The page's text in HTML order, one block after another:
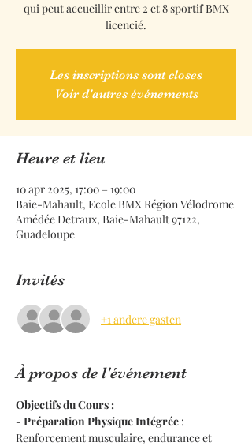
qui peut accueillir entre 2 et 8 sportif BMX
licencié.
Les inscriptions sont closes
Voir d'autres événements
Heure et lieu
10 apr 2025, 17:00 – 19:00
Baie-Mahault, Ecole BMX Région Vélodrome
Amédée Detraux, Baie-Mahault 97122,
Guadeloupe
Invités
+1 andere gasten
À propos de l'événement
Objectifs du Cours :
- Préparation Physique Intégrée :
Renforcement musculaire, endurance et